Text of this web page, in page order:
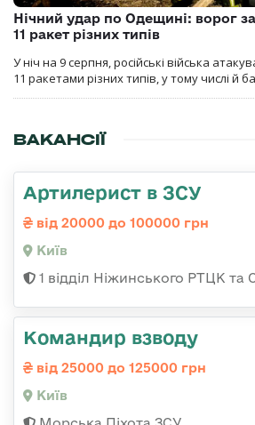
Нічний удар по Одещині: ворог
11 ракет різних типів
У ніч на 9 серпня, російські війська
11 ракетами різних типів, у тому числі й
ВАКАНСІЇ
Артилерист в ЗСУ
від 20000 до 100000 грн
Київ
1 відділ Ніжинського РТЦК та
Командир взводу
від 25000 до 125000 грн
Київ